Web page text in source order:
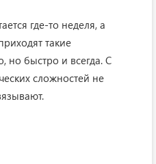
где-то неделя, а
такие
но быстро и всегда. С
сложностей не